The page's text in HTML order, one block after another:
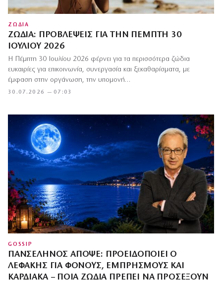
ΖΩΔΙΑ
ΖΏΔΙΑ: ΠΡΟΒΛΈΨΕΙΣ ΓΙΑ ΤΗΝ ΠΈΜΠΤΗ 30
ΙΟΥΛΊΟΥ 2026
30.07.2026 — 07:03
Η Πέμπτη 30 Ιουλίου 2026 φέρνει για τα περισσότερα ζώδια
ευκαιρίες για επικοινωνία, συνεργασία και ξεκαθαρίσματα, με
έμφαση στην οργάνωση, την υπομονή…
GOSSIP
ΠΑΝΣΈΛΗΝΟΣ ΑΠΌΨΕ: ΠΡΟΕΙΔΟΠΟΙΕΊ Ο
ΛΕΦΆΚΗΣ ΓΙΑ ΦΌΝΟΥΣ, ΕΜΠΡΗΣΜΟΎΣ ΚΑΙ
ΚΑΡΔΙΑΚΆ – ΠΟΙΑ ΖΏΔΙΑ ΠΡΈΠΕΙ ΝΑ ΠΡΟΣΈΞΟΥΝ